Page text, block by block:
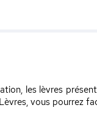
les lèvres
vous pourrez